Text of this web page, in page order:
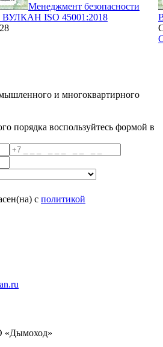
Менеджмент безопасности
ВУЛКАН ISO 45001:2018
и многоквартирного
порядка воспользуйтесь формой в
с политикой
«Дымоход»